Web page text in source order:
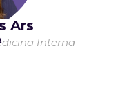
Ars
Interna